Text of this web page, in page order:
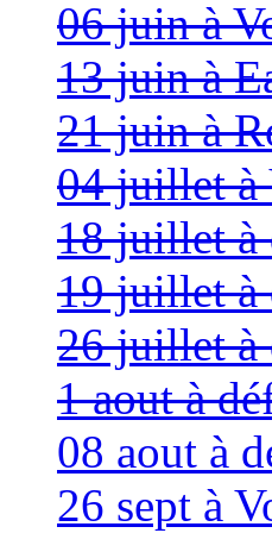
06 juin à
13 juin à
21 juin à
04 juillet à
18 juillet à
19 juillet à
26 juillet à
1 aout à
08 aout à
26 sept à